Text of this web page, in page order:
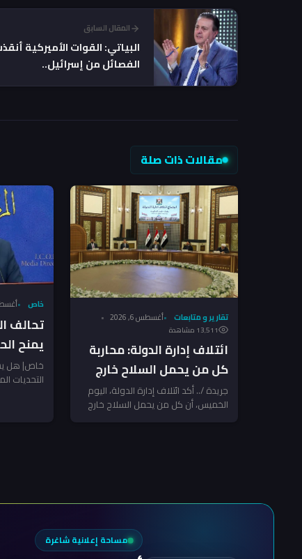
المقال السابق
البياتي: القوات الأميركية
الفصائل من إسرائيل..
مقالات ذات صلة
تقارير و متابعات أغسطس 6, 2026
13٬511 مشاهدة
ائتلاف إدارة الدولة: محاربة
كل من يحمل السلاح خارج
الدولة!
جريدة /.. أكد ائتلاف إدارة الدولة، اليوم
الخميس، أن كل من يحمل السلاح خارج
خاص أغسطس
تحالف
يمنح
لضرب
خاص| هل
التحديات
مساحة إعلانية شاغرة